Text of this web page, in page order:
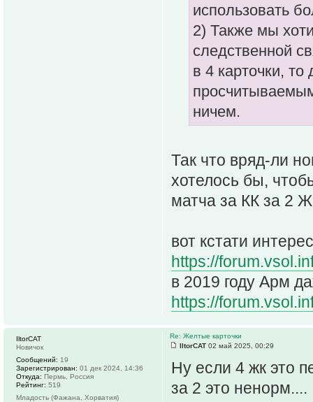
использовать
2) Также мы
следственной
в 4 карточки,
ничем.
Так что вряд-ли
хотелось бы,
матча за КК за 2
вот кстати
https://
в 2019 году Арм
https://
Re: Желтые карточки
IltorCAT 02 май 2025, 00:29
Ну если 4 жк это
за 2 это ненорм....
IltorCAT
Новичок
Сообщений: 19
Зарегистрирован: 01 дек 2024, 14:36
Откуда: Пермь, Россия
Рейтинг: 519
Младость (Фажана, Хорватия)